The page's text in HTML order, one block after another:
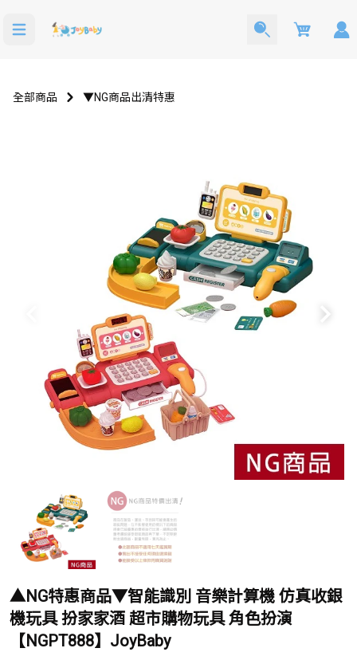
Cart
全部商品 ▼NG商品出清特惠
▲NG特惠商品▼智能識別 音樂計算機 仿真收銀
機玩具 扮家家酒 超市購物玩具 角色扮演
【NGPT888】JoyBaby